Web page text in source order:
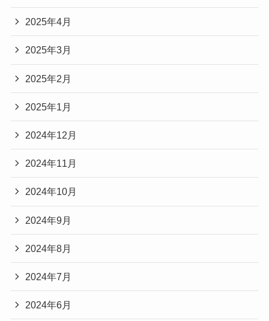
2025年4月
2025年3月
2025年2月
2025年1月
2024年12月
2024年11月
2024年10月
2024年9月
2024年8月
2024年7月
2024年6月